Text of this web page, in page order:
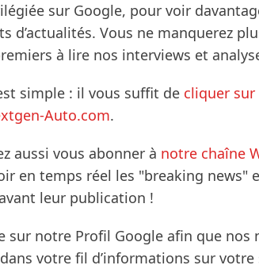
sur Google, pour voir
d’actualités. Vous ne manquerez
à lire nos interviews et
simple : il vous suffit de cliquer sur
Auto.com.
aussi vous abonner à notre chaîne
en temps réel les "breaking news"
leur publication !
sur notre Profil Google afin que nos
votre fil d’informations sur